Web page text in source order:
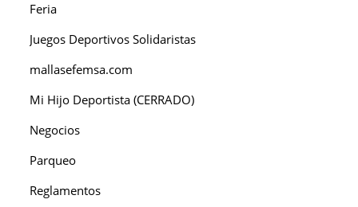
Feria
Juegos Deportivos Solidaristas
mallasefemsa.com
Mi Hijo Deportista (CERRADO)
Negocios
Parqueo
Reglamentos